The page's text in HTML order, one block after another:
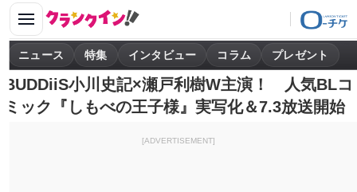
ニュース 特集 インタビュー コラム プレゼント
BUDDiiS小川史記×瀬戸利樹W主演！ 人気BLコ
ミック『しもべの王子様』実写化＆7.3放送開始
[ADVERTISEMENT]